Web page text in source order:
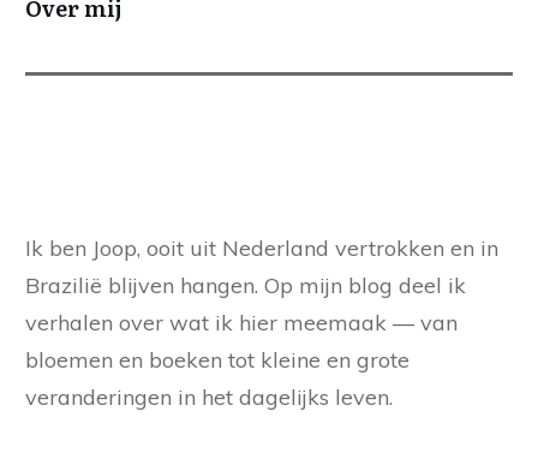
Over mij
Ik ben Joop, ooit uit Nederland vertrokken en in
Brazilië blijven hangen. Op mijn blog deel ik
verhalen over wat ik hier meemaak — van
bloemen en boeken tot kleine en grote
veranderingen in het dagelijks leven.